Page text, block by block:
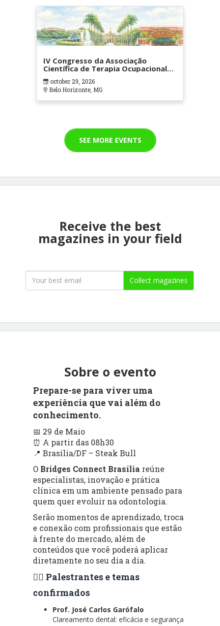
IV Congresso da Associação
Científica de Terapia Ocupacional
em Contextos Hospitalares e
Cuidados Paliativos - ATOHOSP
october 29, 2026
Belo Horizonte, MG
SEE MORE EVENTS
Receive the best
magazines in your field
Collect magazines
Sobre o evento
Prepare-se para viver uma
experiência que vai além do
conhecimento.
📅 29 de Maio
⏰ A partir das 08h30
📍 Brasília/DF – Steak Bull
O Bridges Connect Brasília reúne
especialistas, inovação e prática
clínica em um ambiente pensado para
quem quer evoluir na odontologia.
Serão momentos de aprendizado, troca
e conexão com profissionais que estão
à frente do mercado, além de
conteúdos que você poderá aplicar
diretamente no seu dia a dia.
👨‍⚕️ Palestrantes e temas
confirmados
Prof. José Carlos Garófalo
Clareamento dental: eficácia e segurança